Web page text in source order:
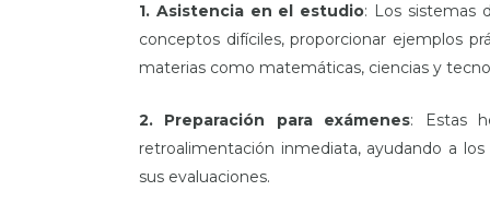
1. Asistencia en el estudio: Los sistemas
conceptos difíciles, proporcionar ejemplos
materias como matemáticas, ciencias y
2. Preparación para exámenes: Estas
retroalimentación inmediata, ayudando a
sus evaluaciones.